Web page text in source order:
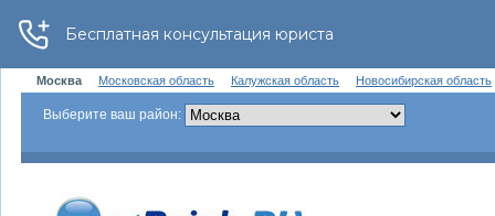
Москва Московская область Калужская область Новосибирская область
Выберите ваш район: